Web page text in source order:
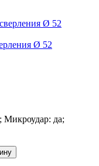
Ø 52
Микроудар: да;